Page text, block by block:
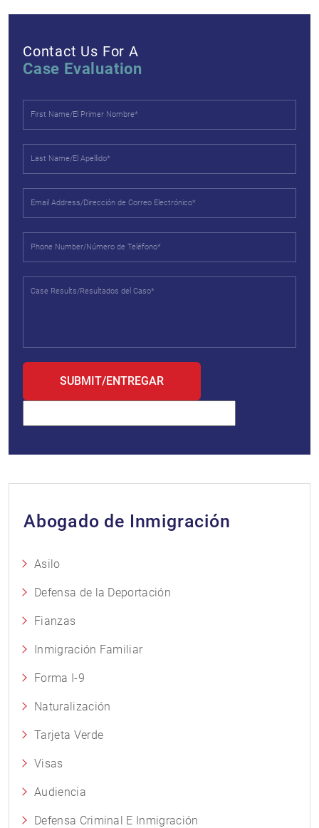
Contact Us For A
Case Evaluation
Abogado de Inmigración
Asilo
Defensa de la Deportación
Fianzas
Inmigración Familiar
Forma I-9
Naturalización
Tarjeta Verde
Visas
Audiencia
Defensa Criminal E Inmigración